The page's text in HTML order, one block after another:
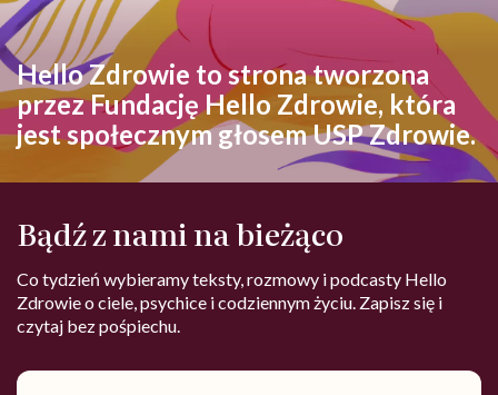
Hello Zdrowie to strona tworzona
przez Fundację Hello Zdrowie, która
jest społecznym głosem USP Zdrowie.
Bądź z nami na bieżąco
Co tydzień wybieramy teksty, rozmowy i podcasty Hello
Zdrowie o ciele, psychice i codziennym życiu. Zapisz się i
czytaj bez pośpiechu.
Adres